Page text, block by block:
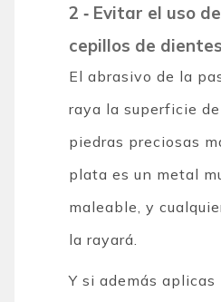
2 ‐ Evitar el uso
cepillos de dientes
El abrasivo de la
raya la superficie
piedras preciosas
plata es un metal
maleable, y
la rayará.
Y si además